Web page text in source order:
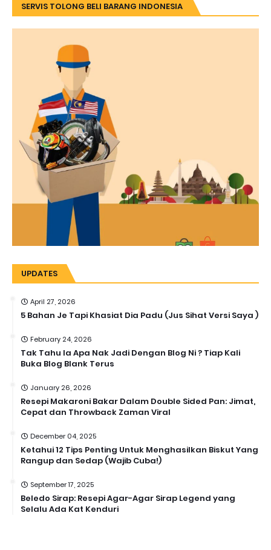
SERVIS TOLONG BELI BARANG INDONESIA
UPDATES
April 27, 2026
5 Bahan Je Tapi Khasiat Dia Padu (Jus Sihat Versi Saya )
February 24, 2026
Tak Tahu la Apa Nak Jadi Dengan Blog Ni ? Tiap Kali
Buka Blog Blank Terus
January 26, 2026
Resepi Makaroni Bakar Dalam Double Sided Pan: Jimat,
Cepat dan Throwback Zaman Viral
December 04, 2025
Ketahui 12 Tips Penting Untuk Menghasilkan Biskut Yang
Rangup dan Sedap (Wajib Cuba!)
September 17, 2025
Beledo Sirap: Resepi Agar-Agar Sirap Legend yang
Selalu Ada Kat Kenduri